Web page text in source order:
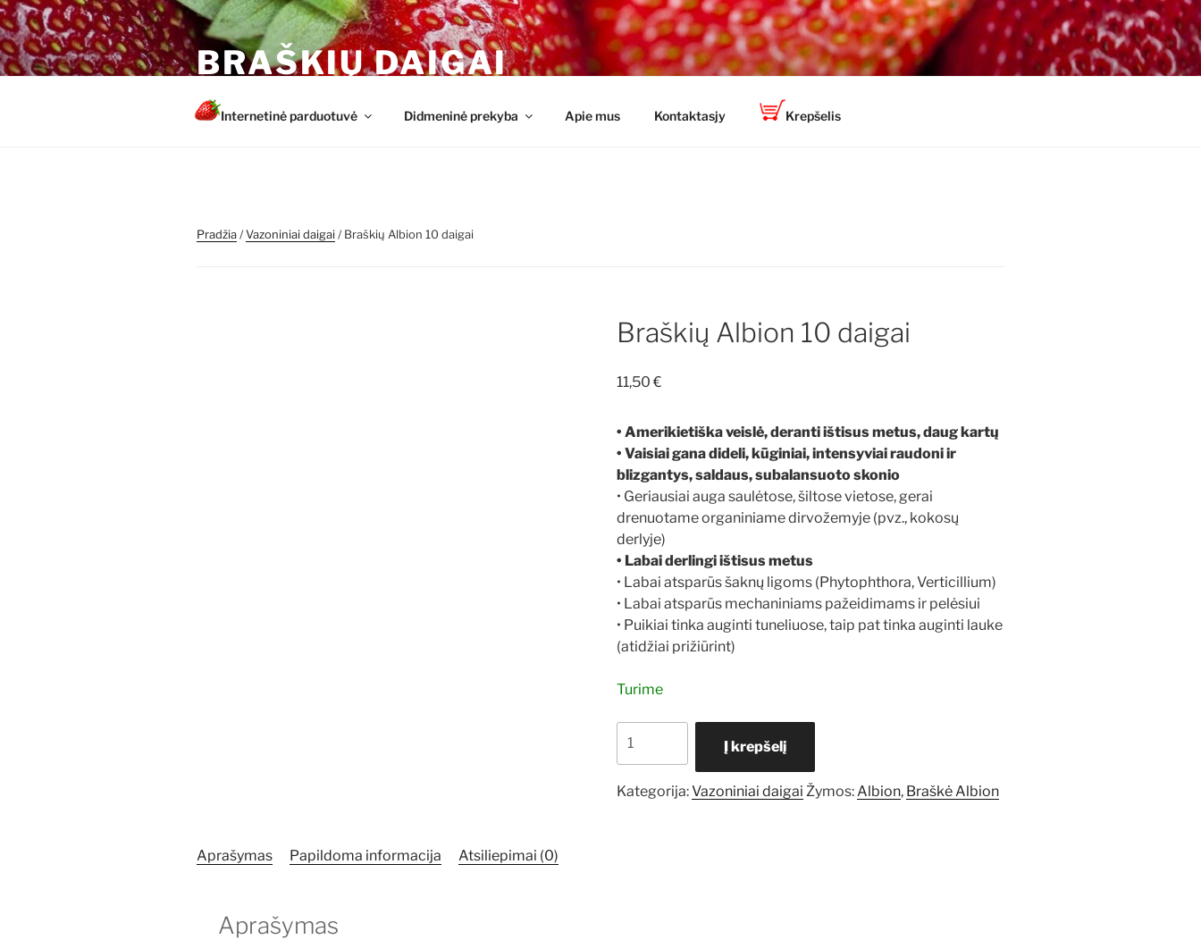
Eiti
prie
turinio
BRAŠKIŲ DAIGAI
Internetinė parduotuvė Didmeninė prekyba Apie mus Kontaktasjy Krepšelis
Pradžia/Vazoniniai daigai / Braškių Albion 10 daigai
Braškių Albion 10 daigai
11,50€
• Amerikietiška veislė, deranti ištisus metus, daug kartų
• Vaisiai gana dideli, kūginiai, intensyviai raudoni ir
blizgantys, saldaus, subalansuoto skonio
• Geriausiai auga saulėtose, šiltose vietose, gerai
drenuotame organiniame dirvožemyje (pvz., kokosų
derlyje)
• Labai derlingi ištisus metus
• Labai atsparūs šaknų ligoms (Phytophthora, Verticillium)
• Labai atsparūs mechaniniams pažeidimams ir pelėsiui
• Puikiai tinka auginti tuneliuose, taip pat tinka auginti lauke
(atidžiai prižiūrint)
Turime
kiekis:
Albion
Į krepšelį
Kategorija:Vazoniniai daigai Žymos: Albion, Braškė Albion
Aprašymas Papildoma informacija Atsiliepimai (0)
Aprašymas